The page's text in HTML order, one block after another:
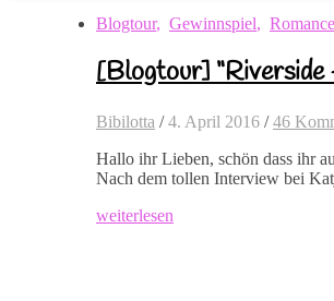
Blogtour, Gewinnspiel, Romance
[Blogtour] “Riverside
Bibilotta / 4. April 2016 / 46
Hallo ihr Lieben, schön dass ihr
Nach dem tollen Interview bei
weiterlesen